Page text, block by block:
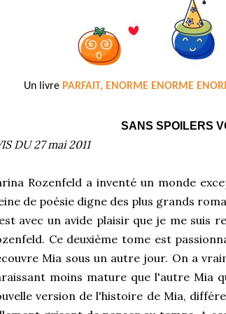
Un livre PARFAIT, ENORME ENORME
SANS SPOILERS
DU 27 mai 2011
Rozenfeld a inventé un monde
de poésie digne des plus grands
avec un avide plaisir que je me suis
Ce deuxième tome est
Mia sous un autre jour. On a
moins mature que l'autre Mia
version de l'histoire de Mia,